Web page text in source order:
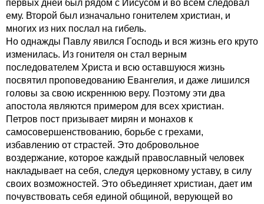
первых дней был рядом с Иисусом и во всем следовал
ему. Второй был изначально гонителем христиан, и
многих из них послал на гибель.
Но однажды Павлу явился Господь и вся жизнь его круто
изменилась. Из гонителя он стал верным
последователем Христа и всю оставшуюся жизнь
посвятил проповедованию Евангелия, и даже лишился
головы за свою искреннюю веру. Поэтому эти два
апостола являются примером для всех христиан.
Петров пост призывает мирян и монахов к
самосовершенствованию, борьбе с грехами,
избавлению от страстей. Это добровольное
воздержание, которое каждый православный человек
накладывает на себя, следуя церковному уставу, в силу
своих возможностей. Это объединяет христиан, дает им
почувствовать себя единой общиной, верующей во